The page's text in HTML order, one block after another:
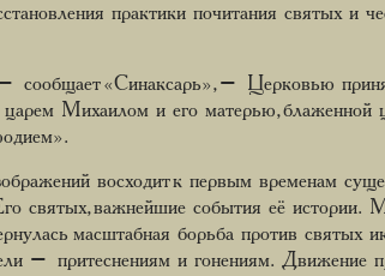
практики почитания святых и
«Синаксарь», – Церковью
царем Михаилом и его матерью, блаженной
восходит к первым временам
святых, важнейшие события её истории.
масштабная борьба против святых
– притеснениям и гонениям. Движение